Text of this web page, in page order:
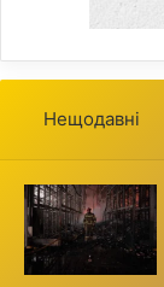
Нещодавні